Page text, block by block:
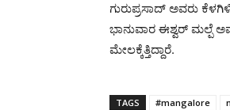
ಗುರುಪ್ರಸಾದ್ ಅವರು
ಭಾನುವಾರ ಈಶ್ವರ್ ಮಲ್ಪೆ
ಮೇಲಕ್ಕೆತ್ತಿದ್ದಾರೆ.
TAGS #mangalore